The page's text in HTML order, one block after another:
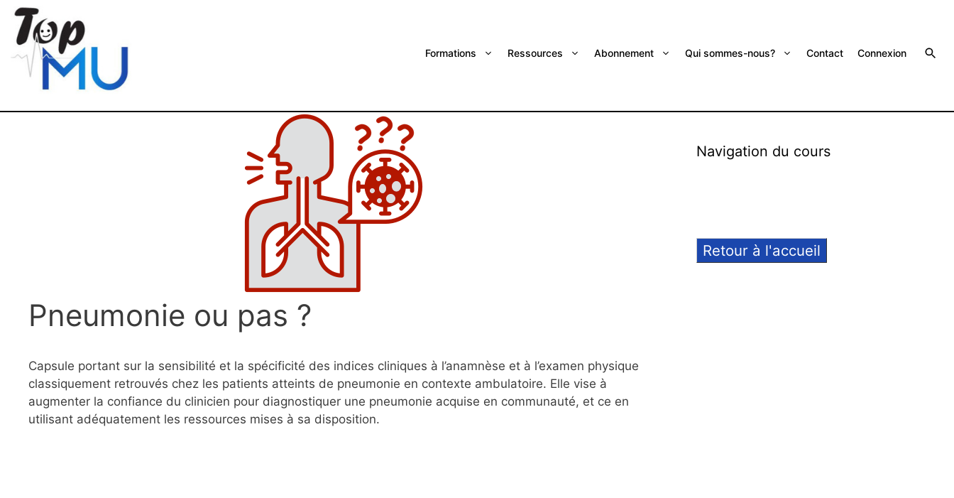
Formations Ressources Abonnement Qui sommes-nous? Contact Connexion
Pneumonie ou pas ?
Capsule portant sur la sensibilité et la spécificité des indices cliniques à l’anamnèse et à l’examen physique
classiquement retrouvés chez les patients atteints de pneumonie en contexte ambulatoire. Elle vise à
augmenter la confiance du clinicien pour diagnostiquer une pneumonie acquise en communauté, et ce en
utilisant adéquatement les ressources mises à sa disposition.
Navigation du cours
Retour à l'accueil